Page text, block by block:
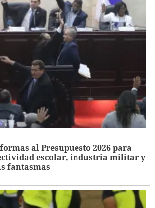
al Presupuesto 2026 para
escolar, industria militar y
fantasmas